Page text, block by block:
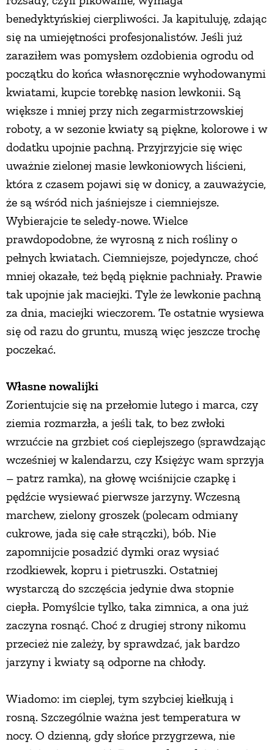
benedyktyńskiej cierpliwości. Ja kapituluję, zdając
się na umiejętności profesjonalistów. Jeśli już
zaraziłem was pomysłem ozdobienia ogrodu od
początku do końca własnoręcznie wyhodowanymi
kwiatami, kupcie torebkę nasion lewkonii. Są
większe i mniej przy nich zegarmistrzowskiej
roboty, a w sezonie kwiaty są piękne, kolorowe i w
dodatku upojnie pachną. Przyjrzyjcie się więc
uważnie zielonej masie lewkoniowych liścieni,
która z czasem pojawi się w donicy, a zauważycie,
że są wśród nich jaśniejsze i ciemniejsze.
Wybierajcie te seledy-nowe. Wielce
prawdopodobne, że wyrosną z nich rośliny o
pełnych kwiatach. Ciemniejsze, pojedyncze, choć
mniej okazałe, też będą pięknie pachniały. Prawie
tak upojnie jak maciejki. Tyle że lewkonie pachną
za dnia, maciejki wieczorem. Te ostatnie wysiewa
się od razu do gruntu, muszą więc jeszcze trochę
poczekać.
Własne nowalijki
Zorientujcie się na przełomie lutego i marca, czy
ziemia rozmarzła, a jeśli tak, to bez zwłoki
wrzućcie na grzbiet coś cieplejszego (sprawdzając
wcześniej w kalendarzu, czy Księżyc wam sprzyja
– patrz ramka), na głowę wciśnijcie czapkę i
pędźcie wysiewać pierwsze jarzyny. Wczesną
marchew, zielony groszek (polecam odmiany
cukrowe, jada się całe strączki), bób. Nie
zapomnijcie posadzić dymki oraz wysiać
rzodkiewek, kopru i pietruszki. Ostatniej
wystarczą do szczęścia jedynie dwa stopnie
ciepła. Pomyślcie tylko, taka zimnica, a ona już
zaczyna rosnąć. Choć z drugiej strony nikomu
przecież nie zależy, by sprawdzać, jak bardzo
jarzyny i kwiaty są odporne na chłody.
Wiadomo: im cieplej, tym szybciej kiełkują i
rosną. Szczególnie ważna jest temperatura w
nocy. O dzienną, gdy słońce przygrzewa, nie